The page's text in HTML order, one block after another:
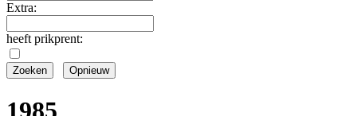
Extra:
heeft prikprent:
1985